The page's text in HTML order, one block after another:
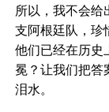
所以，我不会
支阿根廷队，珍
他们已经在历史
冕？让我们把
泪水。